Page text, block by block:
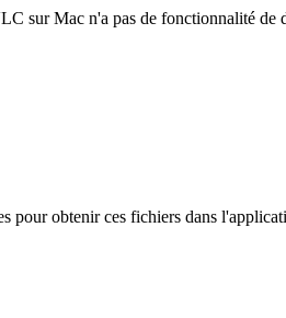
sur Mac n'a pas de fonctionnalité de
pour obtenir ces fichiers dans